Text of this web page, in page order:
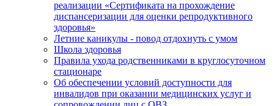
реализации «Сертификата на прохождение
диспансеризации для оценки репродуктивного
здоровья»
Летние каникулы - повод отдохнуть с умом
Школа здоровья
Правила ухода родственниками в круглосуточном
стационаре
Об обеспечении условий доступности для
инвалидов при оказании медицинских услуг и